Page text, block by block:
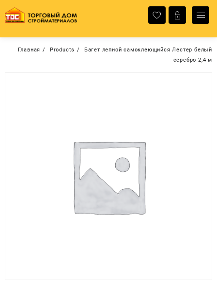
содержимому
Главная Products
Багет лепной самоклеющийся Лестер белый
серебро 2,4 м